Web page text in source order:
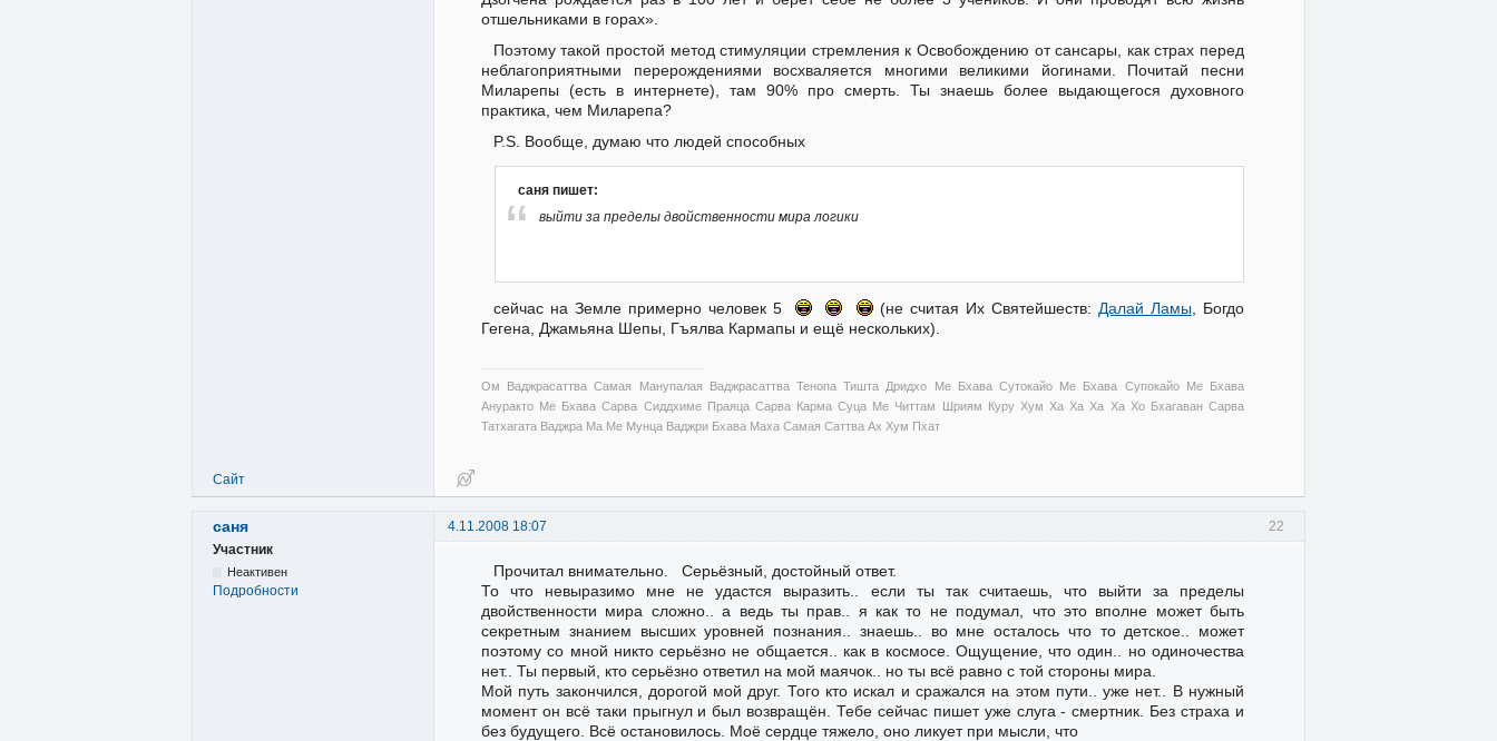
отшельниками в горах».
Поэтому такой простой метод стимуляции стремления к Освобождению от сансары, как страх перед
неблагоприятными перерождениями восхваляется многими великими йогинами. Почитай песни
Миларепы (есть в интернете), там 90% про смерть. Ты знаешь более выдающегося духовного
практика, чем Миларепа?
P.S. Вообще, думаю что людей способных
саня пишет:
выйти за пределы двойственности мира логики
сейчас на Земле примерно человек 5 (не считая Их Святейшеств: Далай Ламы, Богдо
Гегена, Джамьяна Шепы, Гъялва Кармапы и ещё нескольких).
Ом Ваджрасаттва Самая Манупалая Ваджрасаттва Тенопа Тишта Дридхо Ме Бхава Сутокайо Ме Бхава Супокайо Ме Бхава
Ануракто Ме Бхава Сарва Сиддхиме Праяца Сарва Карма Суца Ме Читтам Шриям Куру Хум Ха Ха Ха Ха Хо Бхагаван Сарва
Татхагата Ваджра Ма Ме Мунца Ваджри Бхава Маха Самая Саттва Ах Хум Пхат
Сайт
22
саня
4.11.2008 18:07
Участник
Неактивен
Подробности
Прочитал внимательно. Серьёзный, достойный ответ.
То что невыразимо мне не удастся выразить.. если ты так считаешь, что выйти за пределы
двойственности мира сложно.. а ведь ты прав.. я как то не подумал, что это вполне может быть
секретным знанием высших уровней познания.. знаешь.. во мне осталось что то детское.. может
поэтому со мной никто серьёзно не общается.. как в космосе. Ощущение, что один.. но одиночества
нет.. Ты первый, кто серьёзно ответил на мой маячок.. но ты всё равно с той стороны мира.
Мой путь закончился, дорогой мой друг. Того кто искал и сражался на этом пути.. уже нет.. В нужный
момент он всё таки прыгнул и был возвращён. Тебе сейчас пишет уже слуга - смертник. Без страха и
без будущего. Всё остановилось. Моё сердце тяжело, оно ликует при мысли, что